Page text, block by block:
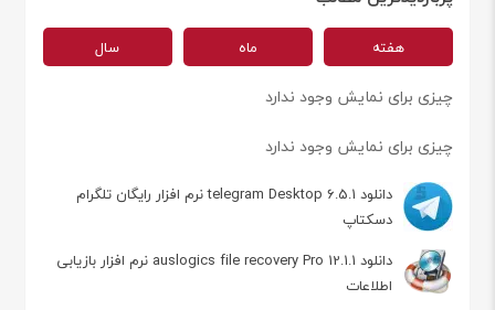
هفته ماه سال
چیزی برای نمایش وجود ندارد
چیزی برای نمایش وجود ندارد
دانلود telegram Desktop 6.5.1 نرم افزار رایگان تلگرام
دسکتاپ
دانلود auslogics file recovery Pro 12.1.1 نرم افزار بازیابی
اطلاعات